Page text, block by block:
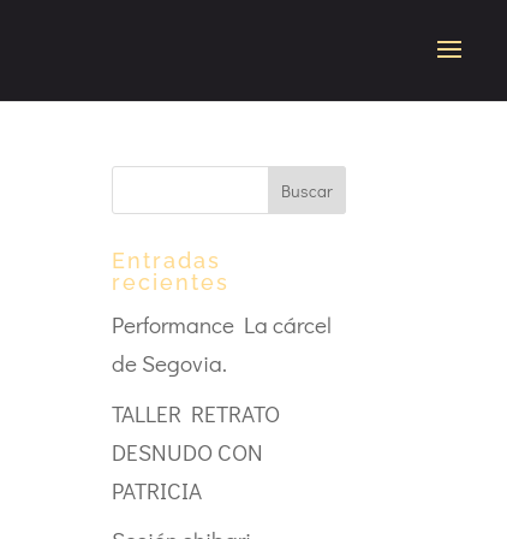
Entradas
recientes
Performance La cárcel
de Segovia.
TALLER RETRATO
DESNUDO CON
PATRICIA